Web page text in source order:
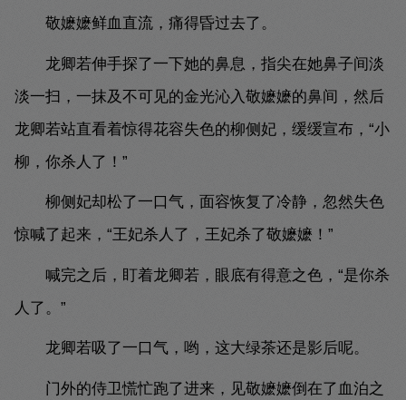
敬嬷嬷鲜血直流，痛得昏过去了。
龙卿若伸手探了一下她的鼻息，指尖在她鼻子间淡
淡一扫，一抹及不可见的金光沁入敬嬷嬷的鼻间，然后
龙卿若站直看着惊得花容失色的柳侧妃，缓缓宣布，“小
柳，你杀人了！”
柳侧妃却松了一口气，面容恢复了冷静，忽然失色
惊喊了起来，“王妃杀人了，王妃杀了敬嬷嬷！”
喊完之后，盯着龙卿若，眼底有得意之色，“是你杀
人了。”
龙卿若吸了一口气，哟，这大绿茶还是影后呢。
门外的侍卫慌忙跑了进来，见敬嬷嬷倒在了血泊之